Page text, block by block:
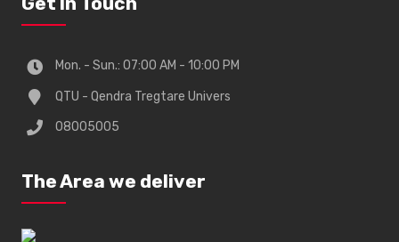
Mon. - Sun.: 07:00 AM - 10:00 PM
QTU - Qendra Tregtare Univers
08005005
The Area we deliver